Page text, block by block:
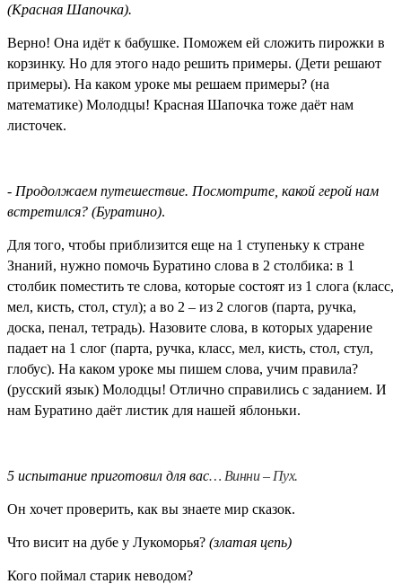
(Красная Шапочка).
Верно! Она идёт к бабушке. Поможем ей сложить пирожки в
корзинку. Но для этого надо решить примеры. (Дети решают
примеры). На каком уроке мы решаем примеры? (на
математике) Молодцы! Красная Шапочка тоже даёт нам
листочек.
- Продолжаем путешествие. Посмотрите, какой герой нам
встретился? (Буратино).
Для того, чтобы приблизится еще на 1 ступеньку к стране
Знаний, нужно помочь Буратино слова в 2 столбика: в 1
столбик поместить те слова, которые состоят из 1 слога (класс,
мел, кисть, стол, стул); а во 2 – из 2 слогов (парта, ручка,
доска, пенал, тетрадь). Назовите слова, в которых ударение
падает на 1 слог (парта, ручка, класс, мел, кисть, стол, стул,
глобус). На каком уроке мы пишем слова, учим правила?
(русский язык) Молодцы! Отлично справились с заданием. И
нам Буратино даёт листик для нашей яблоньки.
5 испытание приготовил для вас… Винни – Пух.
Он хочет проверить, как вы знаете мир сказок.
Что висит на дубе у Лукоморья? (златая цепь)
Кого поймал старик неводом?